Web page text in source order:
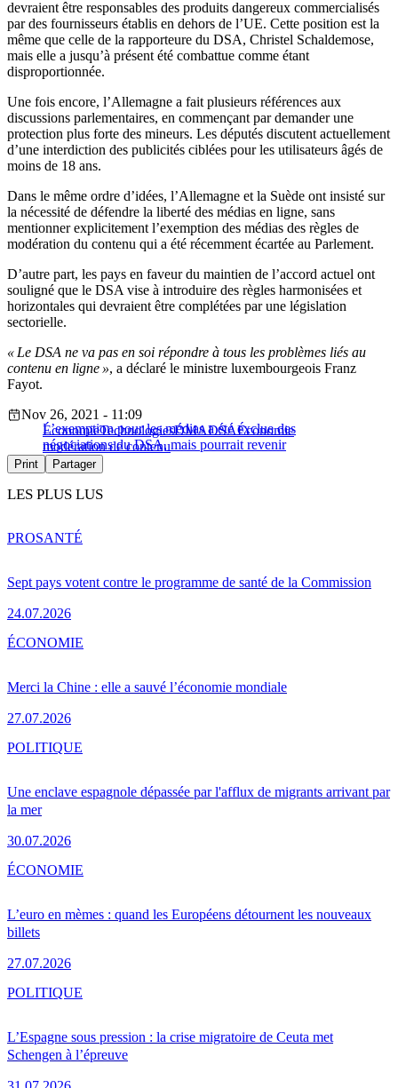
devraient être responsables des produits dangereux commercialisés
par des fournisseurs établis en dehors de l’UE. Cette position est la
même que celle de la rapporteure du DSA, Christel Schaldemose,
mais elle a jusqu’à présent été combattue comme étant
disproportionnée.
Une fois encore, l’Allemagne a fait plusieurs références aux
discussions parlementaires, en commençant par demander une
protection plus forte des mineurs. Les députés discutent actuellement
d’une interdiction des publicités ciblées pour les utilisateurs âgés de
moins de 18 ans.
Dans le même ordre d’idées, l’Allemagne et la Suède ont insisté sur
la nécessité de défendre la liberté des médias en ligne, sans
mentionner explicitement l’exemption des médias des règles de
modération du contenu qui a été récemment écartée au Parlement.
D’autre part, les pays en faveur du maintien de l’accord actuel ont
souligné que le DSA vise à introduire des règles harmonisées et
horizontales qui devraient être complétées par une législation
sectorielle.
« Le DSA ne va pas en soi répondre à tous les problèmes liés au
contenu en ligne », a déclaré le ministre luxembourgeois Franz
Fayot.
L’exemption pour les médias a été exclue des
négociations du DSA, mais pourrait revenir
Nov 26, 2021 - 11:09
ÉconomieTechnologiesDMADSAÉconomie
modération de contenu
Print Partager
LES PLUS LUS
Sept pays votent contre le programme de santé de la Commission
24.07.2026
PROSANTÉ
Merci la Chine : elle a sauvé l’économie mondiale
27.07.2026
ÉCONOMIE
Une enclave espagnole dépassée par l'afflux de migrants arrivant par
la mer
30.07.2026
POLITIQUE
L’euro en mèmes : quand les Européens détournent les nouveaux
billets
27.07.2026
ÉCONOMIE
L’Espagne sous pression : la crise migratoire de Ceuta met
Schengen à l’épreuve
POLITIQUE